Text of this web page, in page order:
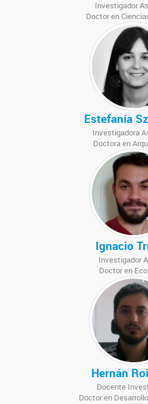
Investigador
Doctor en
Estefanía
Investigadora
Doctora en
Ignacio
Investigador
Doctor en
Hernán
Docente
Doctor en